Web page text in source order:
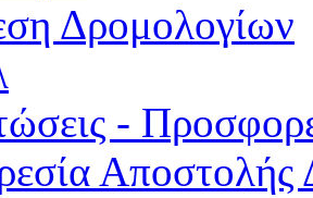
Δρομολογίων
-
Αποστολής